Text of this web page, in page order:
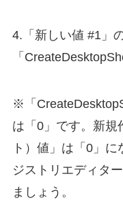
4.「新しい値 #1」
「
※「
は「0」です。新規
ト）値」は「0」
ジストリエディタ
ましょう。